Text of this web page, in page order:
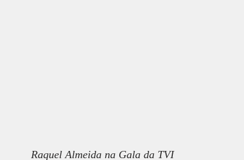
                     Raquel Almeida na Gala da TVI